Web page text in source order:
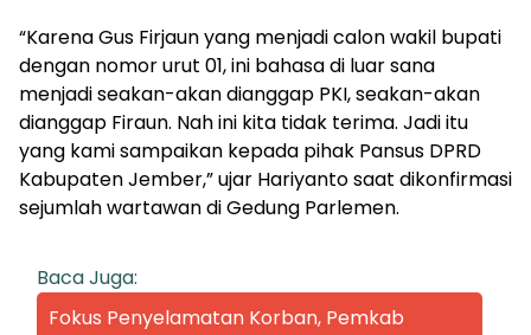
“Karena Gus Firjaun yang menjadi calon wakil bupati
dengan nomor urut 01, ini bahasa di luar sana
menjadi seakan-akan dianggap PKI, seakan-akan
dianggap Firaun. Nah ini kita tidak terima. Jadi itu
yang kami sampaikan kepada pihak Pansus DPRD
Kabupaten Jember,” ujar Hariyanto saat dikonfirmasi
sejumlah wartawan di Gedung Parlemen.
Baca Juga:
Fokus Penyelamatan Korban, Pemkab